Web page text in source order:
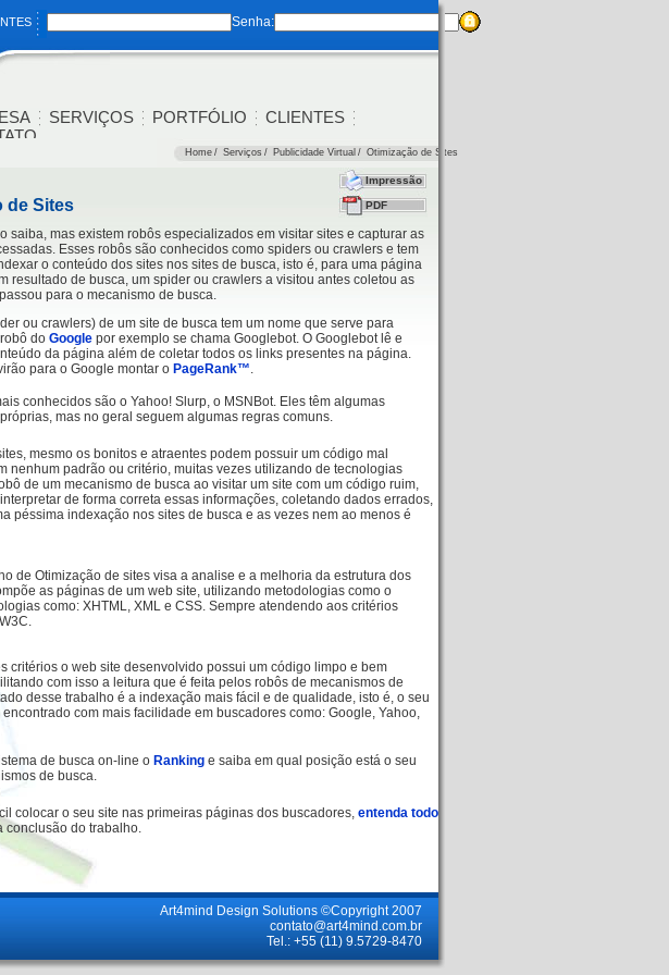
Senha:
SERVIÇOS PORTFÓLIO
CLIENTES
Home / Serviços / Publicidade Virtual / Otimização de Sites
de Sites
saiba, mas existem robôs especializados em visitar sites e capturar as
Esses robôs são conhecidos como spiders ou crawlers e tem
o conteúdo dos sites nos sites de busca, isto é, para uma página
resultado de busca, um spider ou crawlers a visitou antes coletou as
para o mecanismo de busca.
ou crawlers) de um site de busca tem um nome que serve para
do Googlepor exemplo se chama Googlebot. O Googlebot lê e
da página além de coletar todos os links presentes na página.
para o Google montar o PageRank™.
conhecidos são o Yahoo! Slurp, o MSNBot. Eles têm algumas
mas no geral seguem algumas regras comuns.
mesmo os bonitos e atraentes podem possuir um código mal
nenhum padrão ou critério, muitas vezes utilizando de tecnologias
de um mecanismo de busca ao visitar um site com um código ruim,
de forma correta essas informações, coletando dados errados,
péssima indexação nos sites de busca e as vezes nem ao menos é
de Otimização de sites visa a analise e a melhoria da estrutura dos
as páginas de um web site, utilizando metodologias como o
como: XHTML, XML e CSS. Sempre atendendo aos critérios
critérios o web site desenvolvido possui um código limpo e bem
com isso a leitura que é feita pelos robôs de mecanismos de
desse trabalho é a indexação mais fácil e de qualidade, isto é, o seu
com mais facilidade em buscadores como: Google, Yahoo,
de busca on-line o Rankinge saiba em qual posição está o seu
de busca.
colocar o seu site nas primeiras páginas dos buscadores, entenda todo
conclusão do trabalho.
Impressão
PDF
Art4mind Design Solutions ©Copyright 2007
contato@art4mind.com.br
Tel.: +55 (11) 9.5729-8470